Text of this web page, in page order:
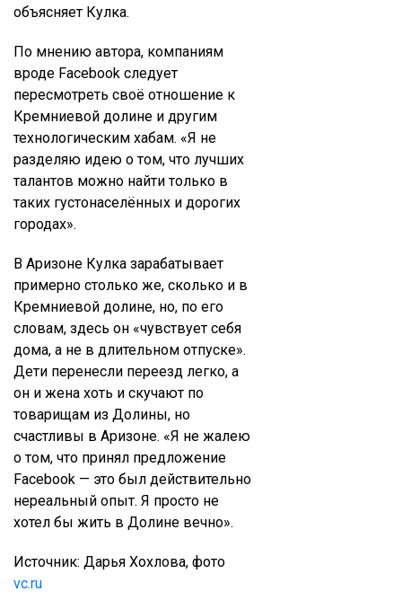
объясняет Кулка.
По мнению автора, компаниям
вроде Facebook следует
пересмотреть своё отношение к
Кремниевой долине и другим
технологическим хабам. «Я не
разделяю идею о том, что лучших
талантов можно найти только в
таких густонаселённых и дорогих
городах».
В Аризоне Кулка зарабатывает
примерно столько же, сколько и в
Кремниевой долине, но, по его
словам, здесь он «чувствует себя
дома, а не в длительном отпуске».
Дети перенесли переезд легко, а
он и жена хоть и скучают по
товарищам из Долины, но
счастливы в Аризоне. «Я не жалею
о том, что принял предложение
Facebook — это был действительно
нереальный опыт. Я просто не
хотел бы жить в Долине вечно».
Источник: Дарья Хохлова, фото
vc.ru